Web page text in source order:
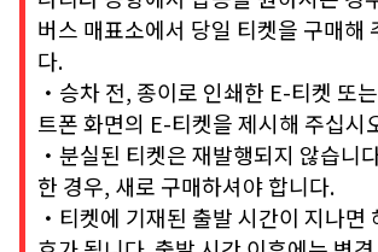
버스 매표소에서 당일 티켓을 구매해
다.
・승차 전, 종이로 인쇄한 E-티켓 또
트폰 화면의 E-티켓을 제시해 주십시
・분실된 티켓은 재발행되지 않습니
한 경우, 새로 구매하셔야 합니다.
・티켓에 기재된 출발 시간이 지나면